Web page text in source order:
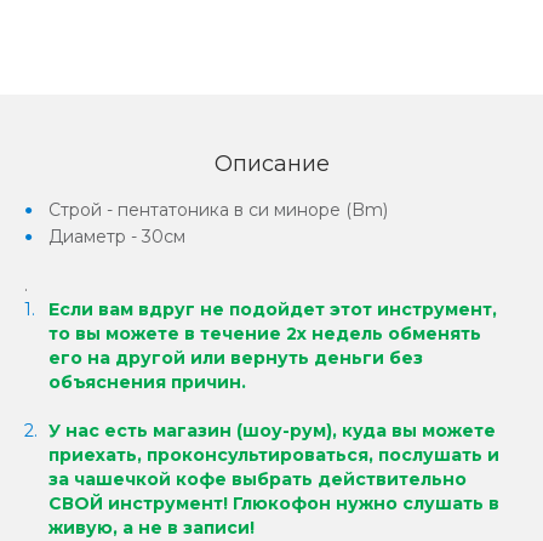
Описание
Строй - пентатоника в си миноре (Bm)
Диаметр - 30см
.
Если вам вдруг не подойдет этот инструмент,
то вы можете в течение 2х недель обменять
его на другой или вернуть деньги без
объяснения причин.
У нас есть магазин (шоу-рум), куда вы можете
приехать, проконсультироваться, послушать и
за чашечкой кофе выбрать действительно
СВОЙ инструмент! Глюкофон нужно слушать в
живую, а не в записи!